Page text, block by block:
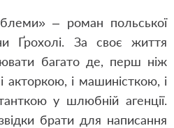
– роман польської
Ґрохолі. За своє життя
багато де, перш ніж
і машиністкою, і
у шлюбній агенції.
брати для написання